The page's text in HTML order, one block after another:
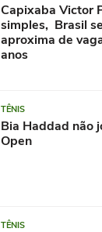
Capixaba Victor
simples, Brasil
aproxima de
anos
TÊNIS
Bia Haddad não
Open
TÊNIS